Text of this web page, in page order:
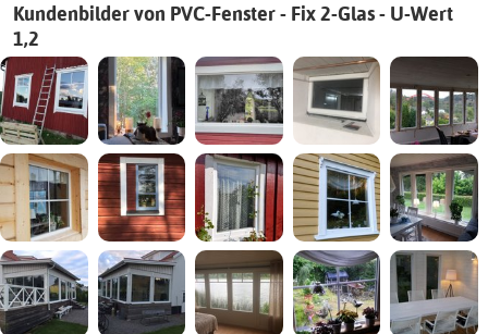
Kundenbilder von PVC-Fenster - Fix 2-Glas - U-Wert
1,2